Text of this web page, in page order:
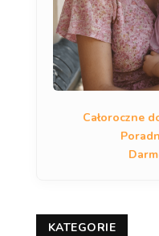
Całoroczne
KATEGORIE